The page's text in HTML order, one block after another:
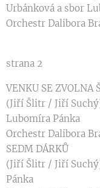
Urbánková a sbor
Orchestr Dalibora
strana 2
VENKU SE ZVOLNA
(Jiří Šlitr / Jiří
Lubomíra Pánka
Orchestr Dalibora
SEDM DÁRKŮ
(Jiří Šlitr / Jiří
Pánka